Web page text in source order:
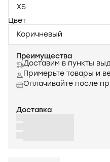
XS
Цвет
Коричневый
Преимущества
Доставим в пункты
Примерьте товары и
Оплачивайте после
Доставка